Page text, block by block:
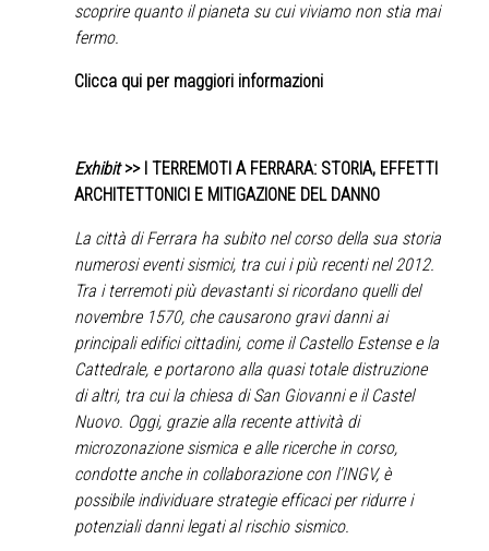
scoprire quanto il pianeta su cui viviamo non stia mai
fermo.
Clicca qui per maggiori informazioni
Exhibit>> I TERREMOTI A FERRARA: STORIA, EFFETTI
ARCHITETTONICI E MITIGAZIONE DEL DANNO
La città di Ferrara ha subito nel corso della sua storia
numerosi eventi sismici, tra cui i più recenti nel 2012.
Tra i terremoti più devastanti si ricordano quelli del
novembre 1570, che causarono gravi danni ai
principali edifici cittadini, come il Castello Estense e la
Cattedrale, e portarono alla quasi totale distruzione
di altri, tra cui la chiesa di San Giovanni e il Castel
Nuovo. Oggi, grazie alla recente attività di
microzonazione sismica e alle ricerche in corso,
condotte anche in collaborazione con l’INGV, è
possibile individuare strategie efficaci per ridurre i
potenziali danni legati al rischio sismico.